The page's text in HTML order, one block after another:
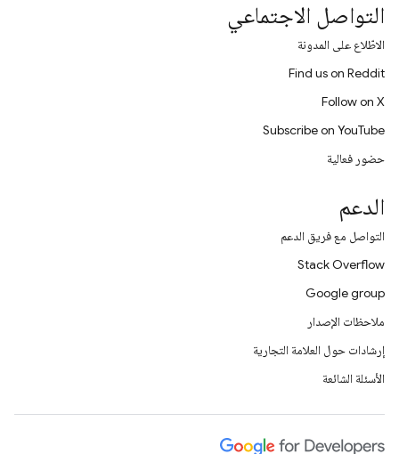
التواصل الاجتماعي
الاطّلاع على المدونة
Find us on Reddit
Follow on X
Subscribe on YouTube
حضور فعالية
الدعم
التواصل مع فريق الدعم
Stack Overflow
Google group
ملاحظات الإصدار
إرشادات حول العلامة التجارية
الأسئلة الشائعة